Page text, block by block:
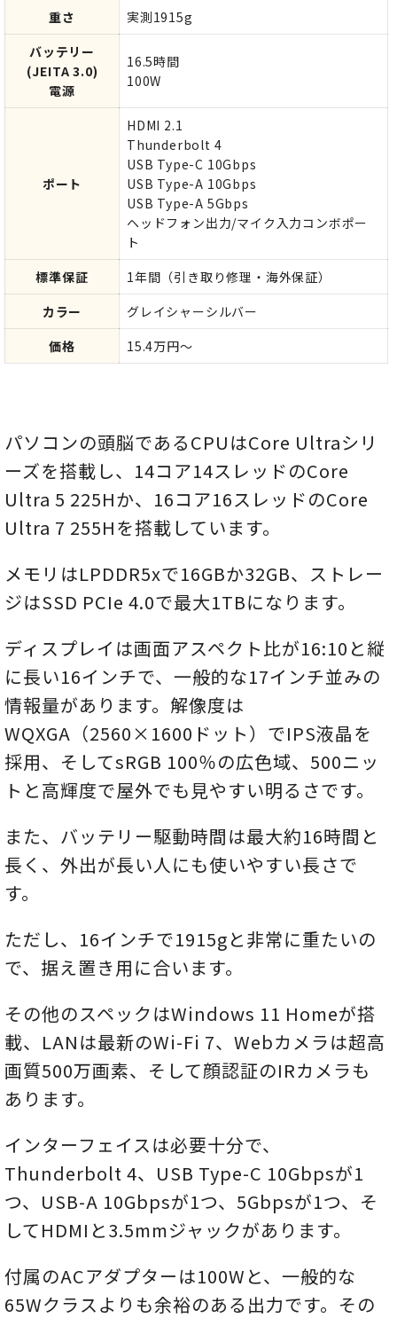
重さ
実測1915g
バッテリー
(JEITA 3.0)
電源
16.5時間
100W
ポート
HDMI 2.1
Thunderbolt 4
USB Type-C 10Gbps
USB Type-A 10Gbps
USB Type-A 5Gbps
ヘッドフォン出力/マイク入力コンボポー
ト
標準保証
1年間（引き取り修理・海外保証）
カラー
グレイシャーシルバー
価格
15.4万円～
パソコンの頭脳であるCPUはCore Ultraシリ
ーズを搭載し、14コア14スレッドのCore
Ultra 5 225Hか、16コア16スレッドのCore
Ultra 7 255Hを搭載しています。
メモリはLPDDR5xで16GBか32GB、ストレー
ジはSSD PCIe 4.0で最大1TBになります。
ディスプレイは画面アスペクト比が16:10と縦
に長い16インチで、一般的な17インチ並みの
情報量があります。解像度は
WQXGA（2560×1600ドット）でIPS液晶を
採用、そしてsRGB 100％の広色域、500ニッ
トと高輝度で屋外でも見やすい明るさです。
また、バッテリー駆動時間は最大約16時間と
長く、外出が長い人にも使いやすい長さで
す。
ただし、16インチで1915gと非常に重たいの
で、据え置き用に合います。
その他のスペックはWindows 11 Homeが搭
載、LANは最新のWi-Fi 7、Webカメラは超高
画質500万画素、そして顔認証のIRカメラも
あります。
インターフェイスは必要十分で、
Thunderbolt 4、USB Type-C 10Gbpsが1
つ、USB-A 10Gbpsが1つ、5Gbpsが1つ、そ
してHDMIと3.5mmジャックがあります。
付属のACアダプターは100Wと、一般的な
65Wクラスよりも余裕のある出力です。その